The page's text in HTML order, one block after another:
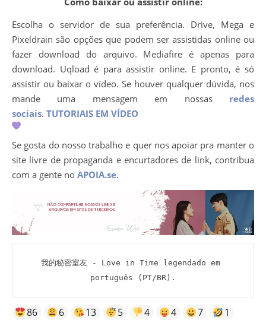
Escolha o servidor de sua preferência. Drive, Mega e
Pixeldrain são opções que podem ser assistidas online ou
fazer download do arquivo. Mediafire é apenas para
download. Uqload é para assistir online. E pronto, é só
assistir ou baixar o vídeo. Se houver qualquer dúvida, nos
mande uma mensagem em nossas redes
sociais. TUTORIAIS EM VÍDEO
Se gosta do nosso trabalho e quer nos apoiar pra manter o
site livre de propaganda e encurtadores de link, contribua
com a gente no APOIA.se.
我的秘密室友 - Love in Time legendado em
português (PT/BR).
86 6 13 5 4 4 7 1